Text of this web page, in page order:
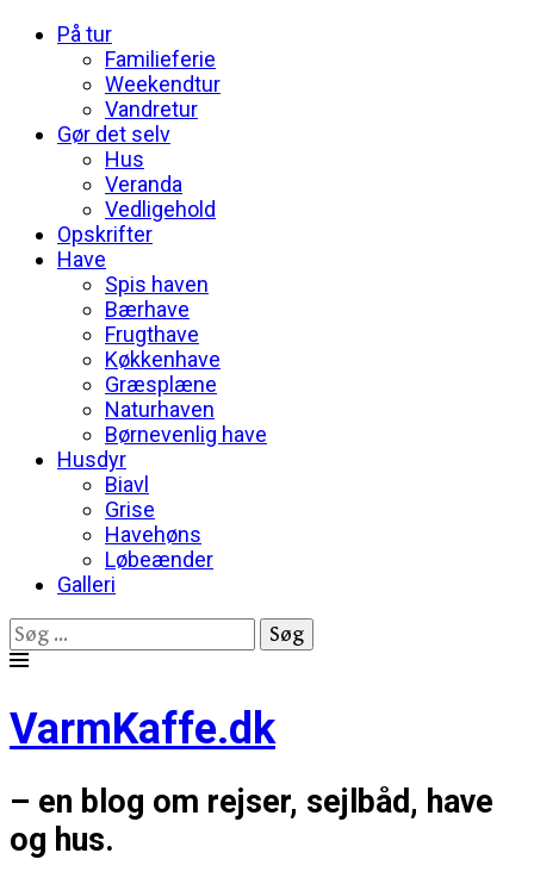
På tur
Familieferie
Weekendtur
Vandretur
Gør det selv
Hus
Veranda
Vedligehold
Opskrifter
Have
Spis haven
Bærhave
Frugthave
Køkkenhave
Græsplæne
Naturhaven
Børnevenlig have
Husdyr
Biavl
Grise
Havehøns
Løbeænder
Galleri
Søg
efter:
to
content
VarmKaffe.dk
– en blog om rejser, sejlbåd, have
og hus.